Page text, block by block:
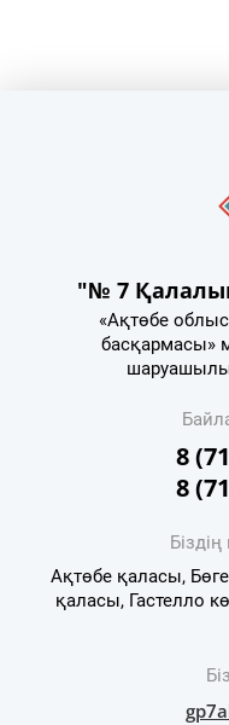
"№ 7
«Ақтөбе
басқармасы»
8
8
Ақтөбе қаласы,
қаласы, Гастелло